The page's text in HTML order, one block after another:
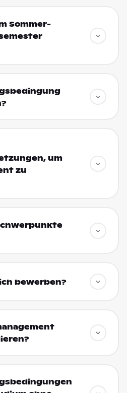
Sommer-
um
zu
bewerben?